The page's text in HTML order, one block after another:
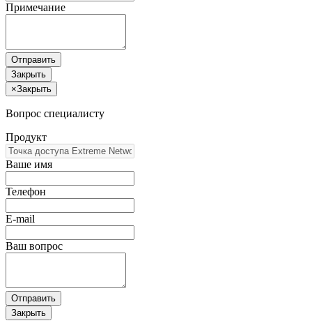
Примечание
Отправить
Закрыть
×Закрыть
Вопрос специалисту
Продукт
Ваше имя
Телефон
E-mail
Ваш вопрос
Отправить
Закрыть